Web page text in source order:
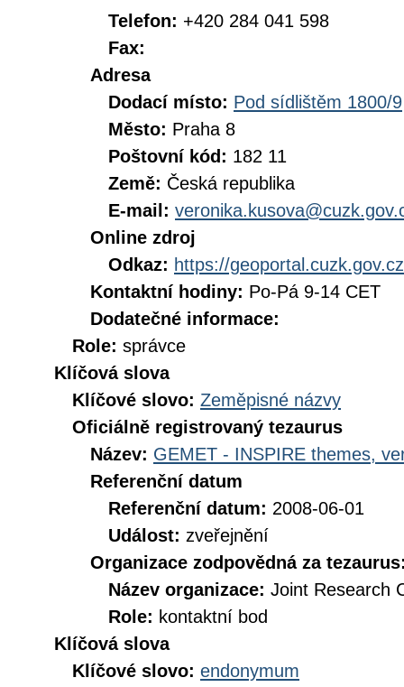
Telefon: +420 284 041 598
Fax:
Adresa
Dodací místo: Pod sídlištěm 1800/9
Město: Praha 8
Poštovní kód: 182 11
Země: Česká republika
E-mail:
Online zdroj
Odkaz: https://geoportal.cuzk.gov.cz
Kontaktní hodiny: Po-Pá 9-14 CET
Dodatečné informace:
Role: správce
Klíčová slova
Klíčové slovo: Zeměpisné názvy
Oficiálně registrovaný tezaurus
Název: GEMET - INSPIRE themes,
Referenční datum
Referenční datum: 2008-06-01
Událost: zveřejnění
Organizace zodpovědná za
Název organizace: Joint Research
Role: kontaktní bod
Klíčová slova
Klíčové slovo: endonymum